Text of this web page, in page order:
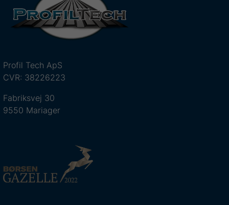
Profil Tech ApS
CVR: 38226223
Fabriksvej 30
9550 Mariager